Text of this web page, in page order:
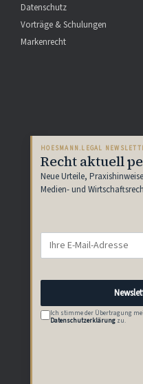
Datenschutz
Vorträge & Schulungen
Markenrecht
HOESMANN.LEGAL
Recht aktuell
Neue Urteile,
Medien- und
Ich stimme der Übertragung
Datenschutzerklärung zu.